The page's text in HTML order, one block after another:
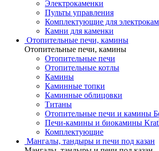
Электрокаменки
Пульты управления
Комплектующие для
Камни для каменки
Отопительные печи, камины
Отопительные печи, камины
Отопительные печи
Отопительные котлы
Камины
Каминные топки
Каминные облицовки
Титаны
Отопительные печи и камины
Печи-камины и биокамины
Комплектующие
Мангалы, тандыры и печи под казан